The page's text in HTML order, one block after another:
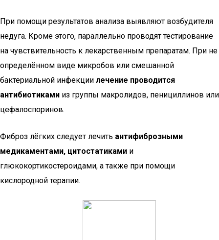
При помощи результатов анализа выявляют возбудителя
недуга. Кроме этого, параллельно проводят тестирование
на чувствительность к лекарственным препаратам. При не
определённом виде микробов или смешанной
бактериальной инфекции лечение проводится
антибиотиками из группы макролидов, пенициллинов или
цефалоспоринов.
Фиброз лёгких следует лечить антифиброзными
медикаментами, цитостатиками и
глюкокортикостероидами, а также при помощи
кислородной терапии.